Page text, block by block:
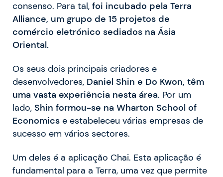
consenso. Para tal, foi incubado pela Terra
Alliance, um grupo de 15 projetos de
comércio eletrónico sediados na Ásia
Oriental.
Os seus dois principais criadores e
desenvolvedores, Daniel Shin e Do Kwon, têm
uma vasta experiência nesta área. Por um
lado, Shin formou-se na Wharton School of
Economics e estabeleceu várias empresas de
sucesso em vários sectores.
Um deles é a aplicação Chai. Esta aplicação é
fundamental para a Terra, uma vez que permite